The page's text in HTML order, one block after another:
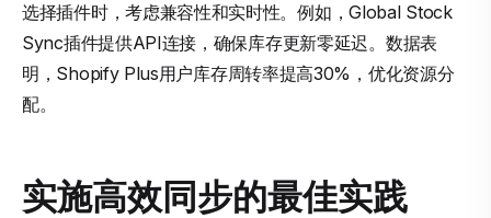
选择插件时，考虑兼容性和实时性。例如，Global Stock
Sync插件提供API连接，确保库存更新零延迟。数据表
明，Shopify Plus用户库存周转率提高30%，优化资源分
配。
实施高效同步的最佳实践